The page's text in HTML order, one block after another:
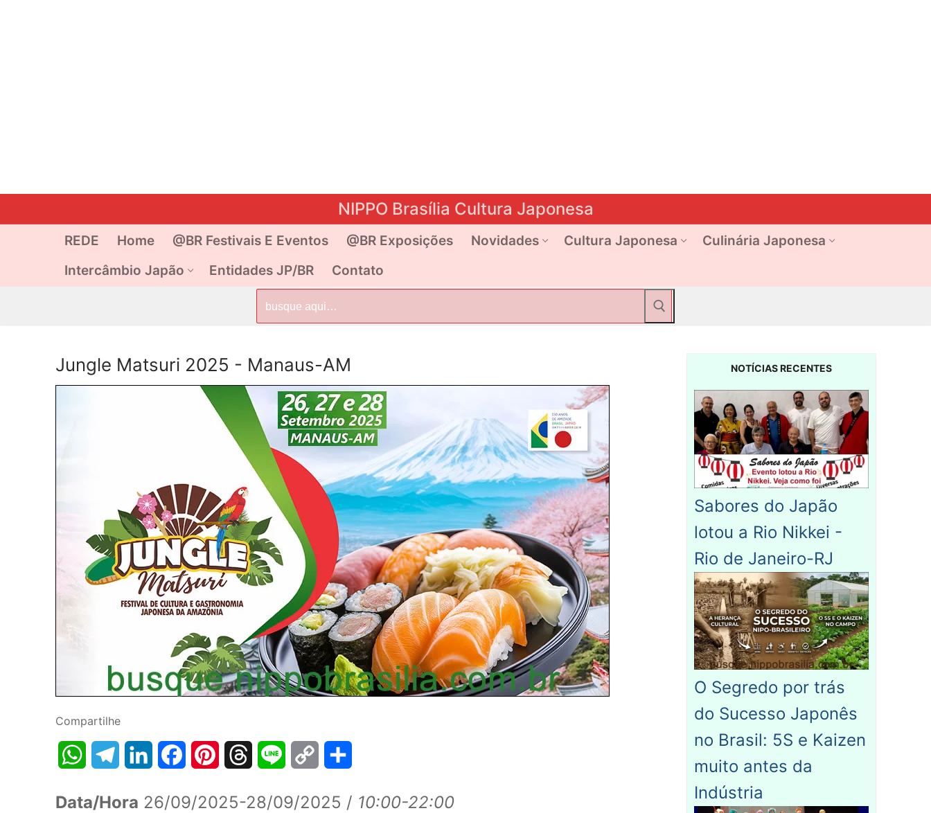
NIPPO Brasília Cultura Japonesa
REDE Home @BR Festivais E Eventos @BR Exposições Novidades Cultura Japonesa
Culinária Japonesa
Intercâmbio Japão
Entidades JP/BR Contato
por:
Jungle Matsuri 2025 - Manaus-AM
Compartilhe
WhatsAppTelegramLinkedInFacebookPinterestThreads Line
Copy
Data/Hora 26/09/2025-28/09/2025 / 10:00-22:00
NOTÍCIAS RECENTES
Sabores do Japão
lotou a Rio Nikkei -
Rio de Janeiro-RJ
O Segredo por trás
do Sucesso Japonês
no Brasil: 5S e Kaizen
muito antes da
Indústria